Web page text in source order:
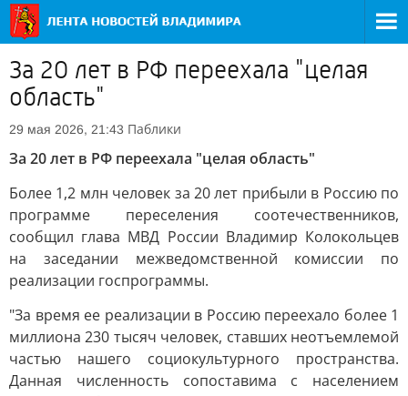
За 20 лет в РФ переехала "целая
область"
29 мая 2026, 21:43 Паблики
За 20 лет в РФ переехала "целая область"
Более 1,2 млн человек за 20 лет прибыли в Россию по
программе переселения соотечественников,
сообщил глава МВД России Владимир Колокольцев
на заседании межведомственной комиссии по
реализации госпрограммы.
"За время ее реализации в Россию переехало более 1
миллиона 230 тысяч человек, ставших неотъемлемой
частью нашего социокультурного пространства.
Данная численность сопоставима с населением